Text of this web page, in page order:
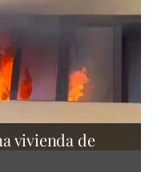
vivienda de